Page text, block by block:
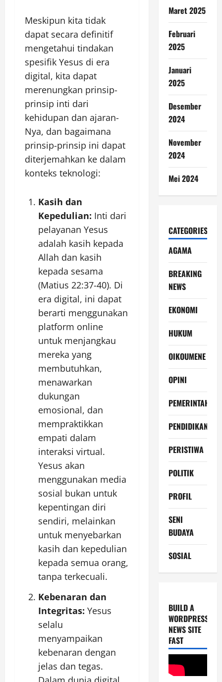
Meskipun kita tidak
dapat secara definitif
mengetahui tindakan
spesifik Yesus di era
digital, kita dapat
merenungkan prinsip-
prinsip inti dari
kehidupan dan ajaran-
Nya, dan bagaimana
prinsip-prinsip ini dapat
diterjemahkan ke dalam
konteks teknologi:
Kasih dan
Kepedulian: Inti dari
pelayanan Yesus
adalah kasih kepada
Allah dan kasih
kepada sesama
(Matius 22:37-40). Di
era digital, ini dapat
berarti menggunakan
platform online
untuk menjangkau
mereka yang
membutuhkan,
menawarkan
dukungan
emosional, dan
mempraktikkan
empati dalam
interaksi virtual.
Yesus akan
menggunakan media
sosial bukan untuk
kepentingan diri
sendiri, melainkan
untuk menyebarkan
kasih dan kepedulian
kepada semua orang,
tanpa terkecuali.
Kebenaran dan
Integritas: Yesus
selalu
menyampaikan
kebenaran dengan
jelas dan tegas.
Maret 2025
Februari
2025
Januari
2025
Desember
2024
November
2024
Mei 2024
CATEGORIES
AGAMA
BREAKING
NEWS
EKONOMI
HUKUM
OIKOUMENE
OPINI
PEMERINTAH
PENDIDIKAN
PERISTIWA
POLITIK
PROFIL
SENI
BUDAYA
SOSIAL
BUILD A
WORDPRESS
NEWS SITE
FAST